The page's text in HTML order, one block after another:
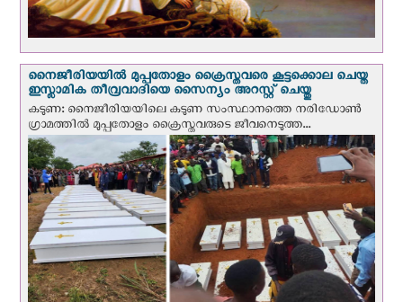
നൈജീരിയയില്‍ മുപ്പതോളം ക്രൈസ്തവരെ കൂട്ടക്കൊല ചെയ്ത
ഇസ്ലാമിക തീവ്രവാദിയെ സൈന്യം അറസ്റ്റ് ചെയ്തു
കടുണ: നൈജീരിയയിലെ കടുണ സംസ്ഥാനത്തെ നരിഡോൺ
ഗ്രാമത്തിൽ മുപ്പതോളം ക്രൈസ്തവരുടെ ജീവനെടുത്ത...